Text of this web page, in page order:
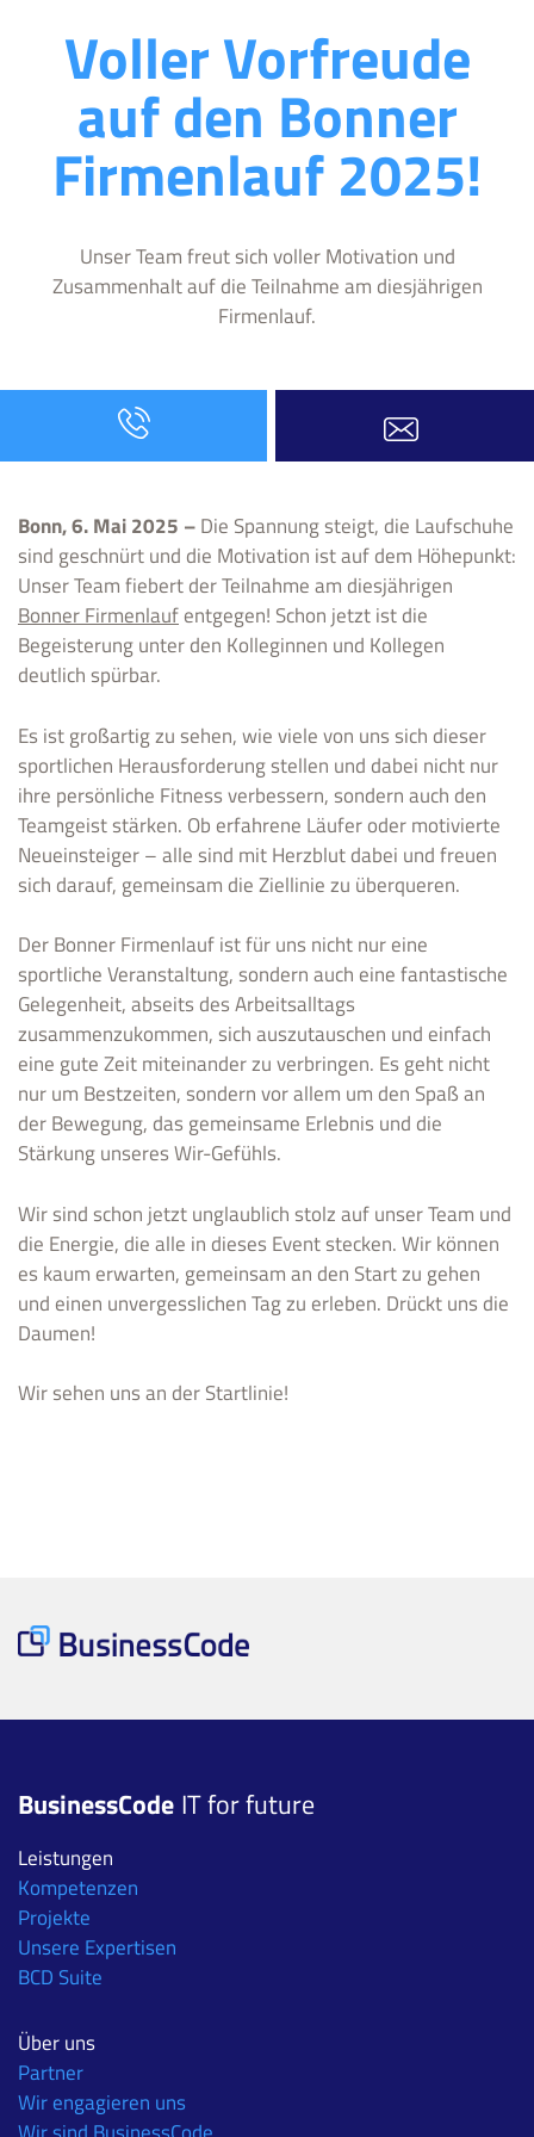
Voller Vorfreude
auf den Bonner
Firmenlauf 2025!
Unser Team freut sich voller Motivation und
Zusammenhalt auf die Teilnahme am diesjährigen
Firmenlauf.
Bonn, 6. Mai 2025 –Die Spannung steigt, die Laufschuhe
sind geschnürt und die Motivation ist auf dem Höhepunkt:
Unser Team fiebert der Teilnahme am diesjährigen
Bonner Firmenlaufentgegen! Schon jetzt ist die
Begeisterung unter den Kolleginnen und Kollegen
deutlich spürbar.
Es ist großartig zu sehen, wie viele von uns sich dieser
sportlichen Herausforderung stellen und dabei nicht nur
ihre persönliche Fitness verbessern, sondern auch den
Teamgeist stärken. Ob erfahrene Läufer oder motivierte
Neueinsteiger – alle sind mit Herzblut dabei und freuen
sich darauf, gemeinsam die Ziellinie zu überqueren.
Der Bonner Firmenlauf ist für uns nicht nur eine
sportliche Veranstaltung, sondern auch eine fantastische
Gelegenheit, abseits des Arbeitsalltags
zusammenzukommen, sich auszutauschen und einfach
eine gute Zeit miteinander zu verbringen. Es geht nicht
nur um Bestzeiten, sondern vor allem um den Spaß an
der Bewegung, das gemeinsame Erlebnis und die
Stärkung unseres Wir-Gefühls.
Wir sind schon jetzt unglaublich stolz auf unser Team und
die Energie, die alle in dieses Event stecken. Wir können
es kaum erwarten, gemeinsam an den Start zu gehen
und einen unvergesslichen Tag zu erleben. Drückt uns die
Daumen!
Wir sehen uns an der Startlinie!
BusinessCode IT for future
Leistungen
Kompetenzen
Projekte
Unsere Expertisen
BCD Suite
Über uns
Partner
Wir engagieren uns